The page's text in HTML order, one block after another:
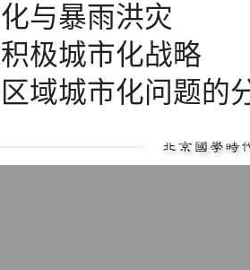
与暴雨洪灾
极城市化战略
区域城市化问题的